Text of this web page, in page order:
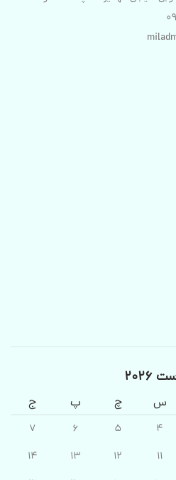
2026
س چ پ ج
4
5
6
7
11
12
13
14